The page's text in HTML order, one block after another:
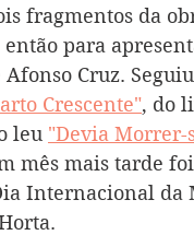
fragmentos da
para
Afonso Cruz.
Crescente", do
leu "Devia Morrer-
mês mais tarde
Internacional da